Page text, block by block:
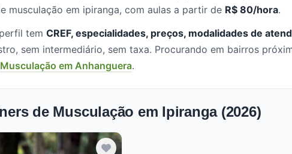
musculação em ipiranga, com aulas a partir de R$ 80/hora.
tem CREF, especialidades, preços, modalidades de
sem intermediário, sem taxa. Procurando em bairros
Musculação em Anhanguera.
de Musculação em Ipiranga (2026)